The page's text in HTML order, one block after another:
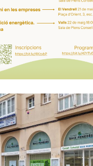
Com Estalviar
Cuidar El Planeta
Per A La Millora De
Laborals Del
Del Consell